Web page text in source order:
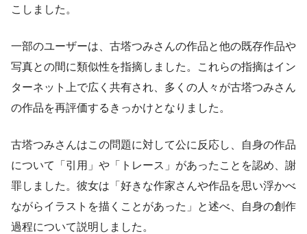
こしました。
一部のユーザーは、古塔つみさんの作品と他の既存作品や
写真との間に類似性を指摘しました。これらの指摘はイン
ターネット上で広く共有され、多くの人々が古塔つみさん
の作品を再評価するきっかけとなりました。
古塔つみさんはこの問題に対して公に反応し、自身の作品
について「引用」や「トレース」があったことを認め、謝
罪しました。彼女は「好きな作家さんや作品を思い浮かべ
ながらイラストを描くことがあった」と述べ、自身の創作
過程について説明しました。